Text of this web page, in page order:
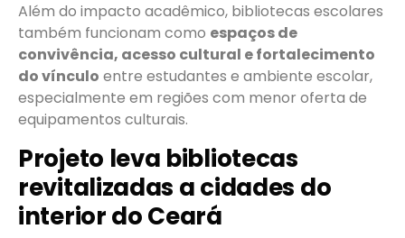
Além do impacto acadêmico, bibliotecas escolares
também funcionam como espaços de
convivência, acesso cultural e fortalecimento
do vínculo entre estudantes e ambiente escolar,
especialmente em regiões com menor oferta de
equipamentos culturais.
Projeto leva bibliotecas
revitalizadas a cidades do
interior do Ceará